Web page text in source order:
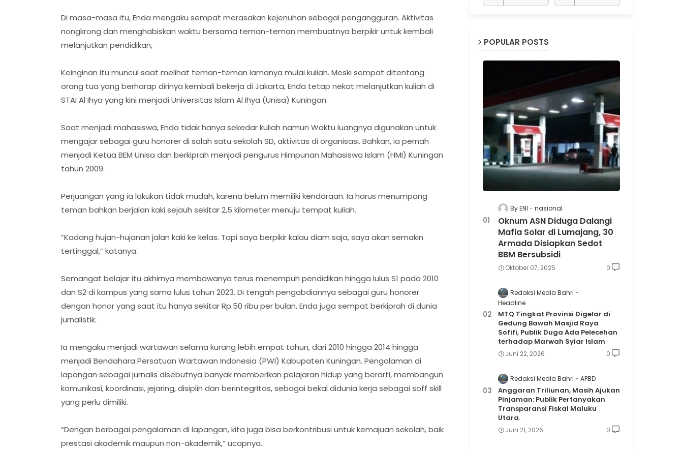
‎Di masa-masa itu, Enda mengaku sempat merasakan kejenuhan sebagai pengangguran. Aktivitas
nongkrong dan menghabiskan waktu bersama teman-teman membuatnya berpikir untuk kembali
melanjutkan pendidikan,
‎Keinginan itu muncul saat melihat teman-teman lamanya mulai kuliah. Meski sempat ditentang
orang tua yang berharap dirinya kembali bekerja di Jakarta, Enda tetap nekat melanjutkan kuliah di
STAI Al Ihya yang kini menjadi Universitas Islam Al Ihya (Unisa) Kuningan.
‎Saat menjadi mahasiswa, Enda tidak hanya sekedar kuliah namun Waktu luangnya digunakan untuk
mengajar sebagai guru honorer di salah satu sekolah SD, aktivitas di organisasi. Bahkan, ia pernah
menjadi Ketua BEM Unisa dan berkiprah menjadi pengurus Himpunan Mahasiswa Islam (HMI) Kuningan
tahun 2009.
‎Perjuangan yang ia lakukan tidak mudah, karena belum memiliki kendaraan. Ia harus menumpang
teman bahkan berjalan kaki sejauh sekitar 2,5 kilometer menuju tempat kuliah.
‎“Kadang hujan-hujanan jalan kaki ke kelas. Tapi saya berpikir kalau diam saja, saya akan semakin
tertinggal,” katanya.
‎Semangat belajar itu akhirnya membawanya terus menempuh pendidikan hingga lulus S1 pada 2010
dan S2 di kampus yang sama lulus tahun 2023. Di tengah pengabdiannya sebagai guru honorer
dengan honor yang saat itu hanya sekitar Rp.50 ribu per bulan, Enda juga sempat berkiprah di dunia
jurnalistik.
‎Ia mengaku menjadi wartawan selama kurang lebih empat tahun, dari 2010 hingga 2014 hingga
menjadi Bendahara Persatuan Wartawan Indonesia (PWI) Kabupaten Kuningan. Pengalaman di
lapangan sebagai jurnalis disebutnya banyak memberikan pelajaran hidup yang berarti, membangun
komunikasi, koordinasi, jejaring, disiplin dan berintegritas, sebagai bekal didunia kerja sebagai soff skill
yang perlu dimiliki.
‎“Dengan berbagai pengalaman di lapangan, kita juga bisa berkontribusi untuk kemajuan sekolah, baik
prestasi akademik maupun non-akademik,” ucapnya.
POPULAR POSTS
By ENI nasional
Oknum ASN Diduga Dalangi
Mafia Solar di Lumajang, 30
Armada Disiapkan Sedot
BBM Bersubsidi
Oktober 07, 2025 0
Redaksi Media Bahri
Headline
MTQ Tingkat Provinsi Digelar di
Gedung Bawah Masjid Raya
Sofifi, Publik Duga Ada Pelecehan
terhadap Marwah Syiar Islam
Juni 22, 2026 0
Redaksi Media Bahri APBD
Anggaran Triliunan, Masih Ajukan
Pinjaman: Publik Pertanyakan
Transparansi Fiskal Maluku
Utara.
Juni 21, 2026 0